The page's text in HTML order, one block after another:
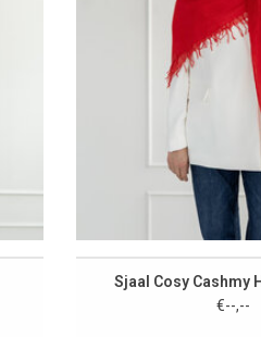
Sjaal Cosy Cashmy
€--,--